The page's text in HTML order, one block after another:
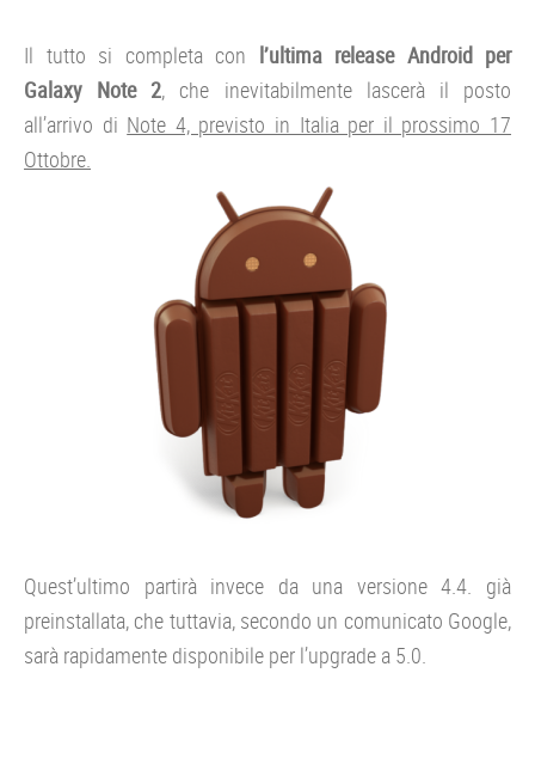
Il tutto si completa con l’ultima release Android per
Galaxy Note 2, che inevitabilmente lascerà il posto
all’arrivo di Note 4, previsto in Italia per il prossimo 17
Ottobre.
Quest’ultimo partirà invece da una versione 4.4. già
preinstallata, che tuttavia, secondo un comunicato Google,
sarà rapidamente disponibile per l’upgrade a 5.0.